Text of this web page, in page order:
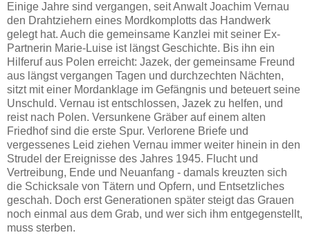
Einige Jahre sind vergangen, seit Anwalt Joachim Vernau
den Drahtziehern eines Mordkomplotts das Handwerk
gelegt hat. Auch die gemeinsame Kanzlei mit seiner Ex-
Partnerin Marie-Luise ist längst Geschichte. Bis ihn ein
Hilferuf aus Polen erreicht: Jazek, der gemeinsame Freund
aus längst vergangen Tagen und durchzechten Nächten,
sitzt mit einer Mordanklage im Gefängnis und beteuert seine
Unschuld. Vernau ist entschlossen, Jazek zu helfen, und
reist nach Polen. Versunkene Gräber auf einem alten
Friedhof sind die erste Spur. Verlorene Briefe und
vergessenes Leid ziehen Vernau immer weiter hinein in den
Strudel der Ereignisse des Jahres 1945. Flucht und
Vertreibung, Ende und Neuanfang - damals kreuzten sich
die Schicksale von Tätern und Opfern, und Entsetzliches
geschah. Doch erst Generationen später steigt das Grauen
noch einmal aus dem Grab, und wer sich ihm entgegenstellt,
muss sterben.